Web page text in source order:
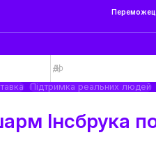
Підтримка реальних людей
Інсбрука